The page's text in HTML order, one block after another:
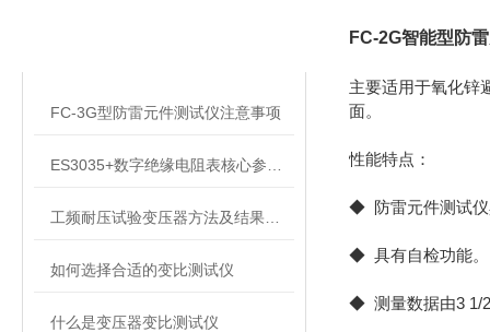
FC-3G型防雷元件测试仪注意事项
如何选择合适的变比测试仪
什么是变压器变比测试仪
FC-2G智能型防
主要适用于氧化锌
面。
性能特点：
◆ 防雷元件测试仪
◆ 具有自检功能。
◆ 测量数据由3 1/